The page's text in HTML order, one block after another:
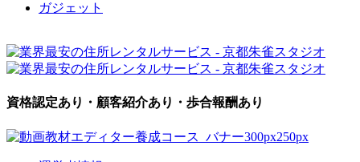
ガジェット
資格認定あり・顧客紹介あり・歩合報酬あり